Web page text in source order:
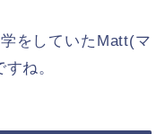
をしていたMatt(マ
ね。